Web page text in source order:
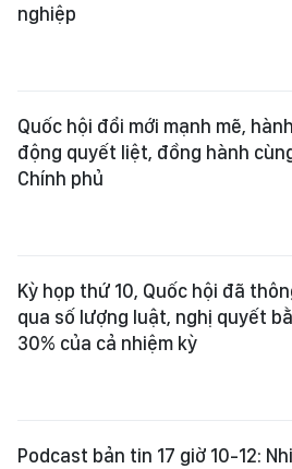
nghiệp
Quốc hội đổi mới mạnh mẽ, hành
động quyết liệt, đồng hành
Chính phủ
Kỳ họp thứ 10, Quốc hội đã
qua số lượng luật, nghị quyết
30% của cả nhiệm kỳ
Podcast bản tin 17 giờ 10-12: